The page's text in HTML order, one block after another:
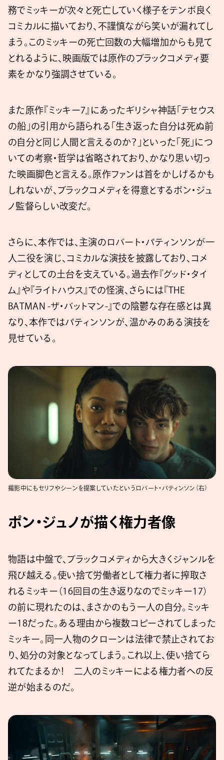
務でミッキーが次々と死亡していく様子をテンポ良く
コミカルに描いており、不謹慎ながら笑いが漏れてし
まう。このミッキーの死亡回数の大幅増加からも見て
とれるように、映画版では原作のブラックコメディ要
素をかなり強調させている。
また原作『ミッキー7』にあったギリシャ神話「テセウス
の船」の引用から語られる「生き返った自分は死ぬ前
の自分と同じ人間と言えるのか？」といった「死」につ
いての考察・哲学は省略されており、かなり思い切っ
た映画脚色と言える。原作ファンは首をかしげるかも
しれないが、ブラックコメディを得意とするポン・ジュ
ノ監督らしい改変だ。
さらに、本作では、主演のロバート・パティンソンが一
人二役を演じ、コミカルな演技を披露しており、コメ
ディとしての土台を支えている。過去作『グッド・タイ
ム』や『ライトハウス』での怪演、さらには『THE
BATMAN -ザ・バットマン-』での陰鬱な存在感とは異
なり、本作ではパティンソンが、温かみのある演技を
見せている。
撮影中にもセリフやシーンを提案していたというロバート・パティンソン（右）
ポン・ジュノが描く権力者像
物語は中盤で、ブラックコメディから大きくジャンルを
飛び越える。使い捨て労働者として権力者に搾取さ
れるミッキー（16回目の生き返りなのでミッキー17）
の前に現れたのは、まさかのもう一人の自分。ミッキ
ー18だった。ある理由から複数コピーされてしまった
ミッキー。同一人物のクローンは法律で禁止されてお
り、処分の対象となってしまう。これ以上、使い捨てら
れてたまるか！ 二人のミッキーによる権力者への反
逆が始まるのだ。